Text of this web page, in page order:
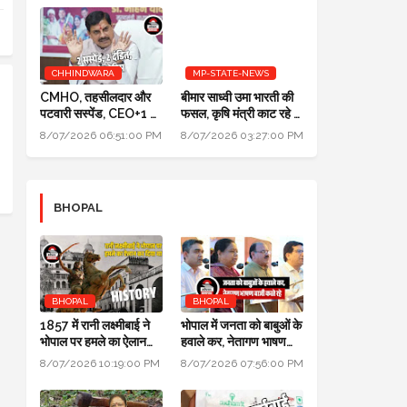
CHHINDWARA
CMHO, तहसीलदार और
पटवारी सस्पेंड, CEO+1 का
सैलरी इंक्रीमेंट स्टॉप,
8/07/2026 06:51:00 PM
MP-STATE-NEWS
बीमार साध्वी उमा भारती की
फसल, कृषि मंत्री काट रहे हैं:
पॉलिटिक्स गजब है @ दतिया
8/07/2026 03:27:00 PM
BHOPAL
BHOPAL
1857 में रानी लक्ष्मीबाई ने
भोपाल पर हमले का ऐलान
कर दिया था, बेगम ने रानी को
8/07/2026 10:19:00 PM
BHOPAL
भोपाल में जनता को बाबुओं के
हवाले कर, नेतागण भाषण
बाजी करते रहे: मुख्यमंत्री
8/07/2026 07:56:00 PM